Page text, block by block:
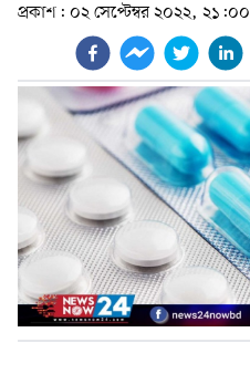
প্রকাশ: ০২ সেপ্টেম্বর ২০২২, ২১:০০